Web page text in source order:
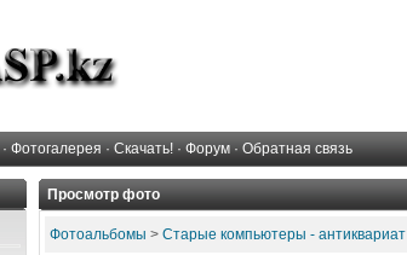
· Фотогалерея · Скачать! · Форум · Обратная связь
Просмотр фото
Фотоальбомы > Старые компьютеры - антиквариат